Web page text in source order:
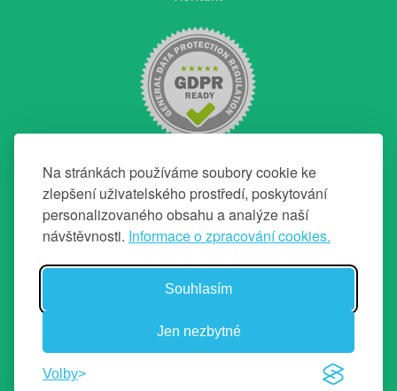
Na stránkách používáme soubory cookie ke
zlepšení uživatelského prostředí, poskytování
personalizovaného obsahu a analýze naší
návštěvnosti. Informace o zpracování cookies.
Souhlasím
Jen nezbytné
Volby
NAVIGACE
O projektu
Chci top makléře
Průvodce prodejem
Realitní poradna